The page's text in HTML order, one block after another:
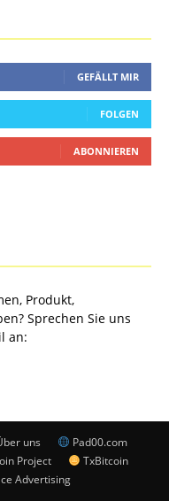
GEFÄLLT MIR
FOLGEN
ABONNIEREN
Produkt,
Sprechen Sie uns
an:
uns
Pad00.com
Project
TxBitcoin
Advertising